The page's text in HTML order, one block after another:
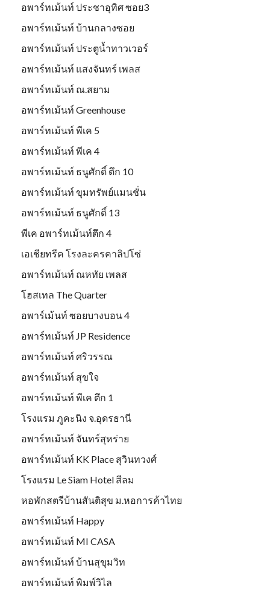
อพาร์ทเม้นท์ ประชาอุทิศ ซอย3
อพาร์ทเม้นท์ บ้านกลางซอย
อพาร์ทเม้นท์ ประตูน้ำทาวเวอร์
อพาร์ทเม้นท์ แสงจันทร์ เพลส
อพาร์ทเม้นท์ ณ.สยาม
อพาร์ทเม้นท์ Greenhouse
อพาร์ทเม้นท์ พีเค 5
อพาร์ทเม้นท์ พีเค 4
อพาร์ทเม้นท์ ธนูศักดิ์ ตึก 10
อพาร์ทเม้นท์ ขุมทรัพย์แมนชั่น
อพาร์ทเม้นท์ ธนูศักดิ์ 13
พีเค อพาร์ทเม้นท์ตึก 4
เอเชียทรีค โรงละครคาลิปโซ่
อพาร์ทเม้นท์ ณหทัย เพลส
โฮสเทล The Quarter
อพาร์เม้นท์ ซอยบางบอน 4
อพาร์ทเม้นท์ JP Residence
อพาร์ทเม้นท์ ศริวรรณ
อพาร์ทเม้นท์ สุขใจ
อพาร์ทเม้นท์ พีเค ตึก 1
โรงแรม ภูคะนิง จ.อุดรธานี
อพาร์ทเม้นท์ จันทร์สุหร่าย
อพาร์ทเม้นท์ KK Place สุวินทวงศ์
โรงแรม Le Siam Hotel สีลม
หอพักสตรีบ้านสันติสุข ม.หอการค้าไทย
อพาร์ทเม้นท์ Happy
อพาร์ทเม้นท์ MI CASA
อพาร์ทเม้นท์ บ้านสุขุมวิท
อพาร์ทเม้นท์ พิมพ์วิไล